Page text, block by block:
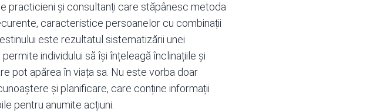
practicieni și consultanți care stăpânesc metoda
caracteristice persoanelor cu combinații
este rezultatul sistematizării unei
individului să își înțeleagă înclinațiile și
pot apărea în viața sa. Nu este vorba doar
și planificare, care conține informații
pentru anumite acțiuni.